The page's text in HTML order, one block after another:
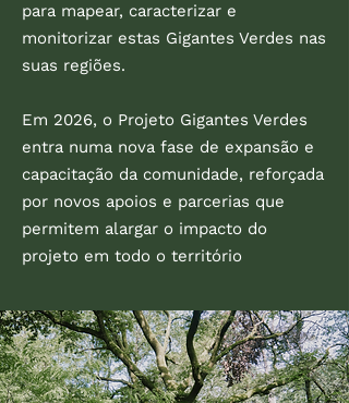
para mapear, caracterizar e
monitorizar estas Gigantes Verdes nas
suas regiões.​
Em 2026, o Projeto Gigantes Verdes
entra numa nova fase de expansão e
capacitação da comunidade, reforçada
por novos apoios e parcerias que
permitem alargar o impacto do
projeto em todo o território